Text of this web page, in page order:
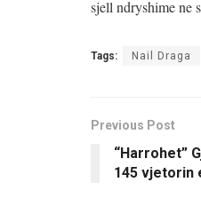
sjell ndryshime ne
Tags: Nail Draga
Previous Post
“Harrohet”
145 vjetorin